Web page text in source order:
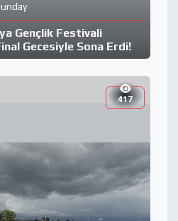
Gençlik Festivali
Gecesiyle Sona Erdi!
417